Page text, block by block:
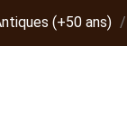
(+50 ans)